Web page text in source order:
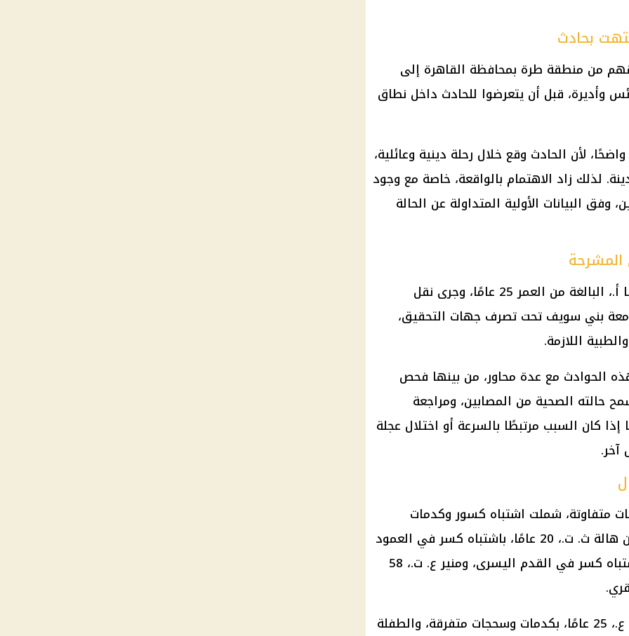
بحادث
من منطقة طرة بمحافظة القاهرة إلى
وأديرة، قبل أن يتعرضوا للحادث داخل نطاق
لأن الحادث وقع خلال رحلة دينية وعائلية،
لذلك زاد الاهتمام بالواقعة، خاصة مع وجود
البيانات الأولية المتداولة عن الحالة
أسفر الحادث عن وفاة السيدة ميرنا أ.، البالغة من العمر 25 عامًا، وجرى نقل
بني سويف تحت تصرف جهات التحقيق،
اللازمة.
الحوادث مع عدة محاور، من بينها فحص
حالته الصحية من المصابين، ومراجعة
إذا كان السبب مرتبطًا بالسرعة أو اختلال عجلة
آخر.
أشخاص بإصابات متفاوتة، شملت اشتباه كسور وكدمات
وسحجات متفرقة. ومن بين المصابين هالة ث. ت.، 20 عامًا، باشتباه كسر في العمود
الفقري، وجومانة س.، 18 عامًا، باشتباه كسر في القدم اليسرى، ومنير ع. ت.، 58
كما شملت قائمة المصابين نجاة م. ع.، 25 عامًا، بكدمات وسحجات متفرقة، والطفلة